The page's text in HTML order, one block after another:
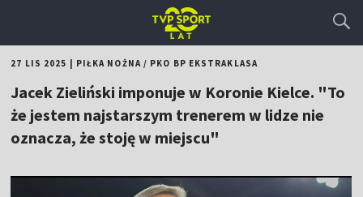
27 LIS 2025 PIŁKA NOŻNA/ PKO BP EKSTRAKLASA
Jacek Zieliński imponuje w Koronie Kielce. "To
że jestem najstarszym trenerem w lidze nie
oznacza, że stoję w miejscu"